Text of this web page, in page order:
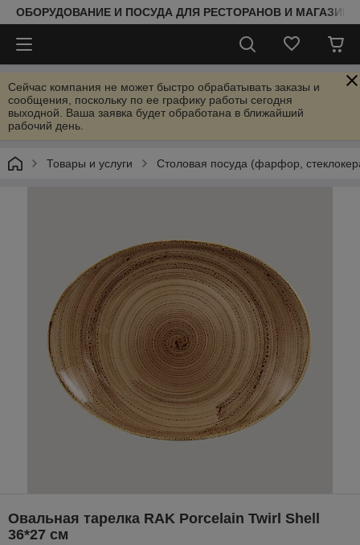
ОБОРУДОВАНИЕ И ПОСУДА ДЛЯ РЕСТОРАНОВ И
Сейчас компания не может быстро обрабатывать заказы и
сообщения, поскольку по ее графику работы сегодня
выходной. Ваша заявка будет обработана в ближайший
рабочий день.
Товары и услуги Столовая посуда (фарфор,
Овальная тарелка RAK Porcelain Twirl Shell
36*27 см